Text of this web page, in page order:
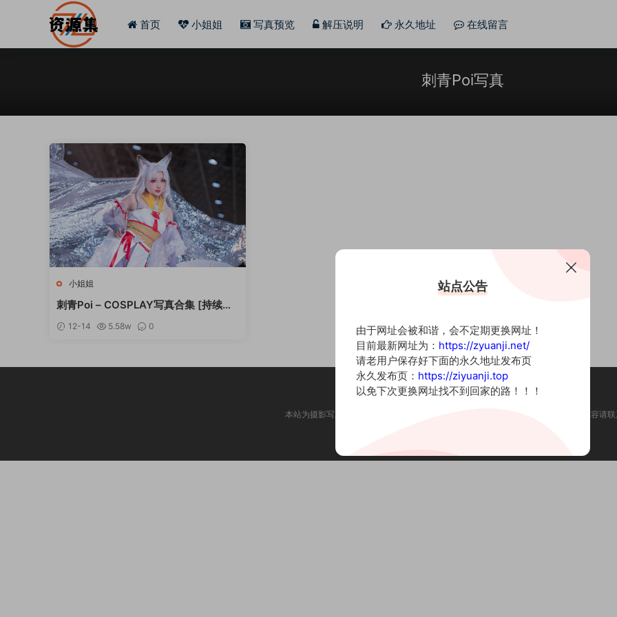
首页 小姐姐 写真预览 解压说明 永久地址 在线留言
刺青Poi写真
小姐姐
刺青Poi – COSPLAY写真合集 [持续更
12-14 5.58w 0
本站为摄影写真图片网站，内容来自网络收集整理，仅作个人学习使用。如有违法内容请
站点公告
由于网址会被和谐，会不定期更换网址！
目前最新网址为： https://zyuanji.net/
请老用户保存好下面的永久地址发布页
永久发布页： https://ziyuanji.top
以免下次更换网址找不到回家的路！！！